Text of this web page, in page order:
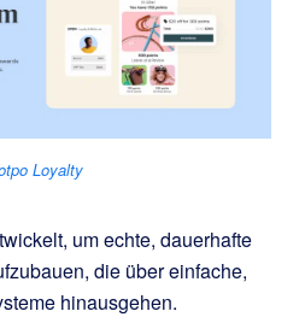
Loyalty
um echte, dauerhafte
die über einfache,
hinausgehen.